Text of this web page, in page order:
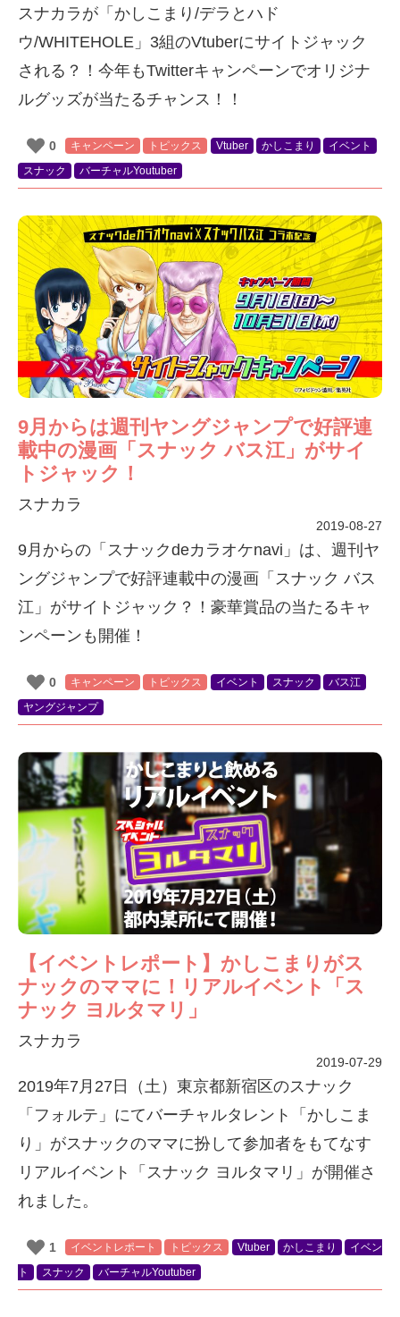
スナカラが「かしこまり/デラとハド
ウ/WHITEHOLE」3組のVtuberにサイトジャック
される？！今年もTwitterキャンペーンでオリジナ
ルグッズが当たるチャンス！！
0 キャンペーン トピックス Vtuber かしこまり
イベント
スナック
バーチャルYoutuber
9月からは週刊ヤングジャンプで好評連
載中の漫画「スナック バス江」がサイ
トジャック！
スナカラ
2019-08-27
9月からの「スナックdeカラオケnavi」は、週刊ヤ
ングジャンプで好評連載中の漫画「スナック バス
江」がサイトジャック？！豪華賞品の当たるキャ
ンペーンも開催！
0 キャンペーン トピックス イベント スナック
バス江
ヤングジャンプ
【イベントレポート】かしこまりがス
ナックのママに！リアルイベント「ス
ナック ヨルタマリ」
スナカラ
2019-07-29
2019年7月27日（土）東京都新宿区のスナック
「フォルテ」にてバーチャルタレント「かしこま
り」がスナックのママに扮して参加者をもてなす
リアルイベント「スナック ヨルタマリ」が開催さ
れました。
1 イベントレポート トピックス Vtuber かしこまり
イベン
ト
スナック バーチャルYoutuber